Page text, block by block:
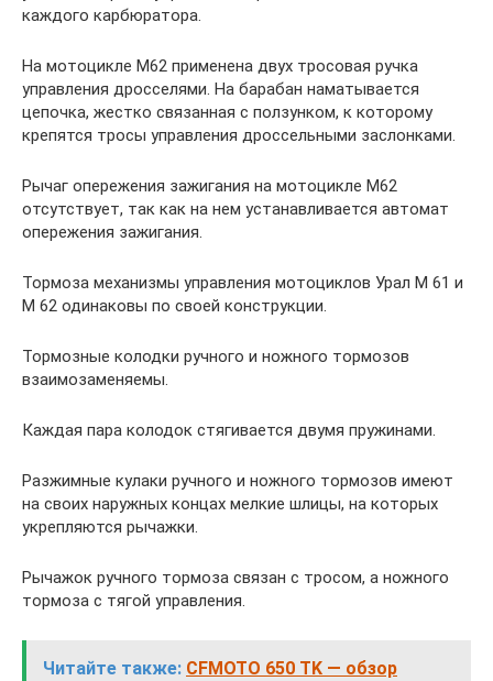
каждого карбюратора.
На мотоцикле М62 применена двух тросовая ручка
управления дросселями. На барабан наматывается
цепочка, жестко связанная с ползунком, к которому
крепятся тросы управления дроссельными заслонками.
Рычаг опережения зажигания на мотоцикле М62
отсутствует, так как на нем устанавливается автомат
опережения зажигания.
Тормоза механизмы управления мотоциклов Урал М 61 и
М 62 одинаковы по своей конструкции.
Тормозные колодки ручного и ножного тормозов
взаимозаменяемы.
Каждая пара колодок стягивается двумя пружинами.
Разжимные кулаки ручного и ножного тормозов имеют
на своих наружных концах мелкие шлицы, на которых
укрепляются рычажки.
Рычажок ручного тормоза связан с тросом, а ножного
тормоза с тягой управления.
Читайте также: СFMOTO 650 TK — обзор